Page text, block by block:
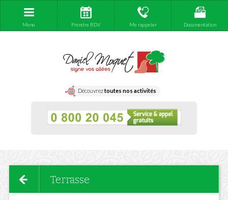
Menu Prendre RDV Me rappeler Documentation
Découvreztoutes nos activités
Terrasse